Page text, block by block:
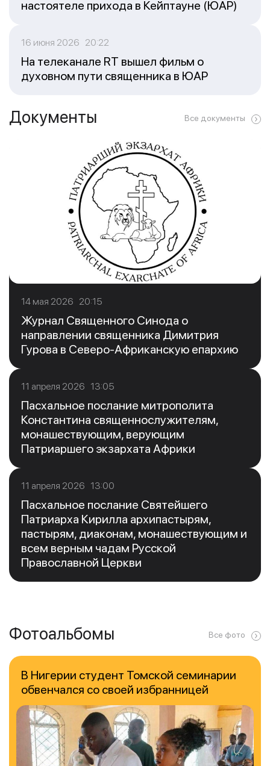
настоятеле прихода в Кейптауне (ЮАР)
16 июня 2026 20:22
На телеканале RT вышел фильм о
духовном пути священника в ЮАР
Документы Все документы
14 мая 2026 20:15
Журнал Священного Синода о
направлении священника Димитрия
Гурова в Северо-Африканскую епархию
11 апреля 2026 13:05
Пасхальное послание митрополита
Константина священнослужителям,
монашествующим, верующим
Патриаршего экзархата Африки
11 апреля 2026 13:00
Пасхальное послание Святейшего
Патриарха Кирилла архипастырям,
пастырям, диаконам, монашествующим и
всем верным чадам Русской
Православной Церкви
Фотоальбомы Все фото
В Нигерии студент Томской семинарии
обвенчался со своей избранницей